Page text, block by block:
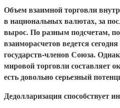
Объем взаимной торговли
в национальных валютах, за
вырос. По разным подсчетам,
взаиморасчетов ведется
государств-членов Союза.
мировой торговли составляет
есть довольно серьезный
Дедолларизация способствует